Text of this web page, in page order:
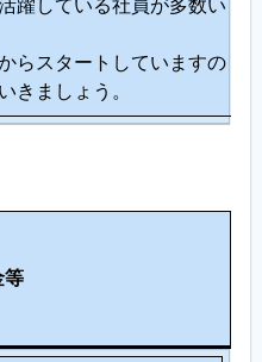
躍している社員が多数い
らスタートしていますの
きましょう。
等